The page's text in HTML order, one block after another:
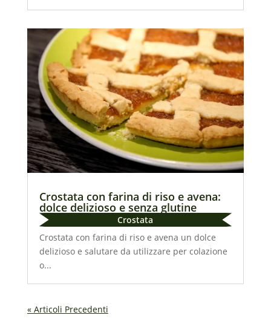
Crostata con farina di riso e avena:
dolce delizioso e senza glutine
Crostata
Crostata con farina di riso e avena un dolce
delizioso e salutare da utilizzare per colazione
o...
« Articoli Precedenti